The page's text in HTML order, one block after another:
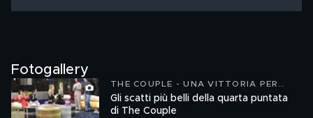
Fotogallery
THE COUPLE - UNA VITTORIA PER
DUE
Gli scatti più belli della quarta puntata
di The Couple